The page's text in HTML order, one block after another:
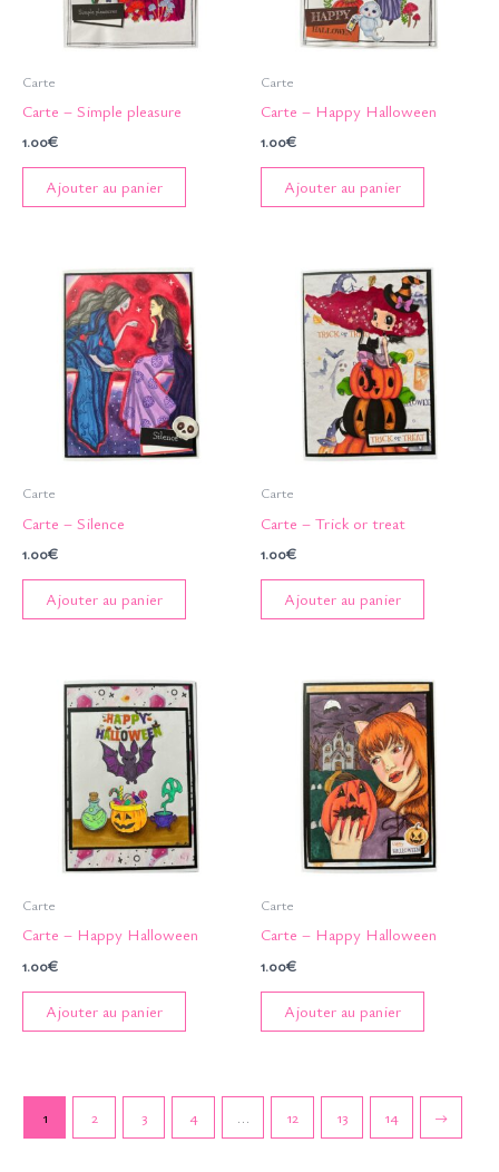
Carte
Carte – Simple pleasure
1.00€
Ajouter au panier
Carte
Carte – Happy Halloween
1.00€
Ajouter au panier
Carte
Carte – Silence
1.00€
Ajouter au panier
Carte
Carte – Trick or treat
1.00€
Ajouter au panier
Carte
Carte – Happy Halloween
1.00€
Ajouter au panier
Carte
Carte – Happy Halloween
1.00€
Ajouter au panier
1 2 3 4 12 13 14 →